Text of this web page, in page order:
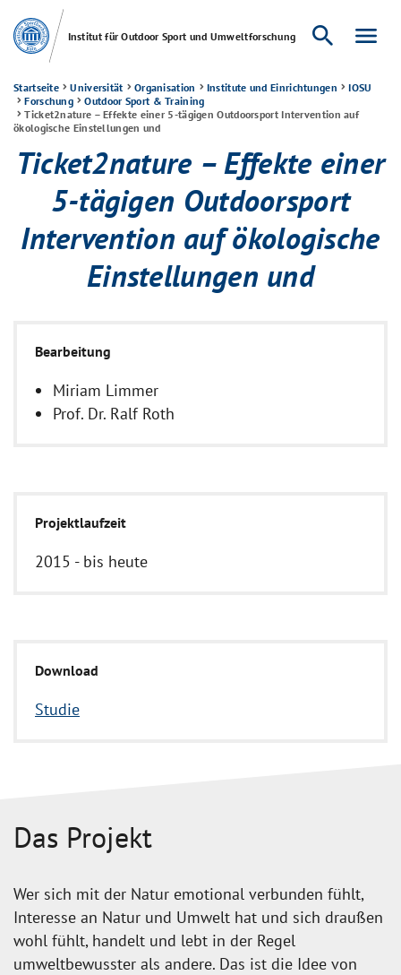
Institut für Outdoor Sport und Umweltforschung search menu
Startseite Universität Organisation Institute und Einrichtungen
IOSU
Forschung
Outdoor Sport & Training
Ticket2nature – Effekte einer 5-tägigen Outdoorsport Intervention auf
ökologische Einstellungen und
Ticket2nature – Effekte einer
5-tägigen Outdoorsport
Intervention auf ökologische
Einstellungen und
Bearbeitung
Miriam Limmer
Prof. Dr. Ralf Roth
Projektlaufzeit
2015 - bis heute
Download
Studie
Das Projekt
Wer sich mit der Natur emotional verbunden fühlt,
Interesse an Natur und Umwelt hat und sich draußen
wohl fühlt, handelt und lebt in der Regel
umweltbewusster als andere. Das ist die Idee von